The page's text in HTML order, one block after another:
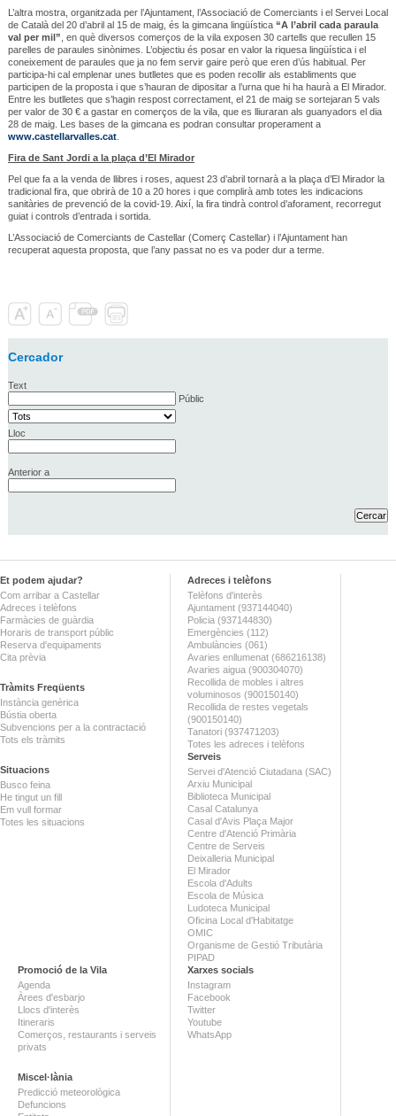
L’altra mostra, organitzada per l’Ajuntament, l’Associació de Comerciants i el Servei Local
de Català del 20 d’abril al 15 de maig, és la gimcana lingüística “A l’abril cada paraula
val per mil” , en què diversos comerços de la vila exposen 30 cartells que recullen 15
parelles de paraules sinònimes. L’objectiu és posar en valor la riquesa lingüística i el
coneixement de paraules que ja no fem servir gaire però que eren d’ús habitual. Per
participa-hi cal emplenar unes butlletes que es poden recollir als establiments que
participen de la proposta i que s’hauran de dipositar a l’urna que hi ha haurà a El Mirador.
Entre les butlletes que s’hagin respost correctament, el 21 de maig se sortejaran 5 vals
per valor de 30 € a gastar en comerços de la vila, que es lliuraran als guanyadors el dia
28 de maig. Les bases de la gimcana es podran consultar properament a
www.castellarvalles.cat.
Fira de Sant Jordi a la plaça d’El Mirador
Pel que fa a la venda de llibres i roses, aquest 23 d’abril tornarà a la plaça d’El Mirador la
tradicional fira, que obrirà de 10 a 20 hores i que complirà amb totes les indicacions
sanitàries de prevenció de la covid-19. Així, la fira tindrà control d’aforament, recorregut
guiat i controls d’entrada i sortida.
L’Associació de Comerciants de Castellar (Comerç Castellar) i l’Ajuntament han
recuperat aquesta proposta, que l’any passat no es va poder dur a terme.
Cercador
Text
Públic
Lloc
Anterior a
Et podem ajudar?
Com arribar a Castellar
Adreces i telèfons
Farmàcies de guàrdia
Horaris de transport públic
Reserva d'equipaments
Cita prèvia
Tràmits Freqüents
Instància genèrica
Bústia oberta
Subvencions per a la contractació
Tots els tràmits
Situacions
Busco feina
He tingut un fill
Em vull formar
Totes les situacions
Adreces i telèfons
Telèfons d'interès
Ajuntament (937144040)
Policia (937144830)
Emergències (112)
Ambulàncies (061)
Avaries enllumenat (686216138)
Avaries aigua (900304070)
Recollida de mobles i altres
voluminosos (900150140)
Recollida de restes vegetals
(900150140)
Tanatori (937471203)
Totes les adreces i telèfons
Serveis
Servei d'Atenció Ciutadana (SAC)
Arxiu Municipal
Biblioteca Municipal
Casal Catalunya
Casal d'Avis Plaça Major
Centre d'Atenció Primària
Centre de Serveis
Deixalleria Municipal
El Mirador
Escola d'Adults
Escola de Música
Ludoteca Municipal
Oficina Local d'Habitatge
OMIC
Organisme de Gestió Tributària
PIPAD
Promoció de la Vila
Agenda
Àrees d'esbarjo
Llocs d'interès
Itineraris
Comerços, restaurants i serveis
privats
Miscel·lània
Predicció meteorològica
Defuncions
Xarxes socials
Instagram
Facebook
Twitter
Youtube
WhatsApp